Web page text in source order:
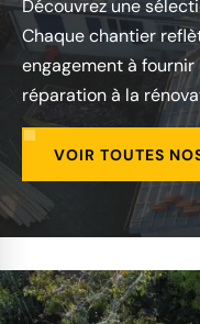
Découvrez une
Chaque chantier
engagement à
réparation à la
VOIR TOUTES